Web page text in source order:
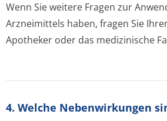
Wenn Sie weitere Fragen zur
Arzneimittels haben, fragen Sie
Apotheker oder das medizinische
4. Welche Nebenwirkungen